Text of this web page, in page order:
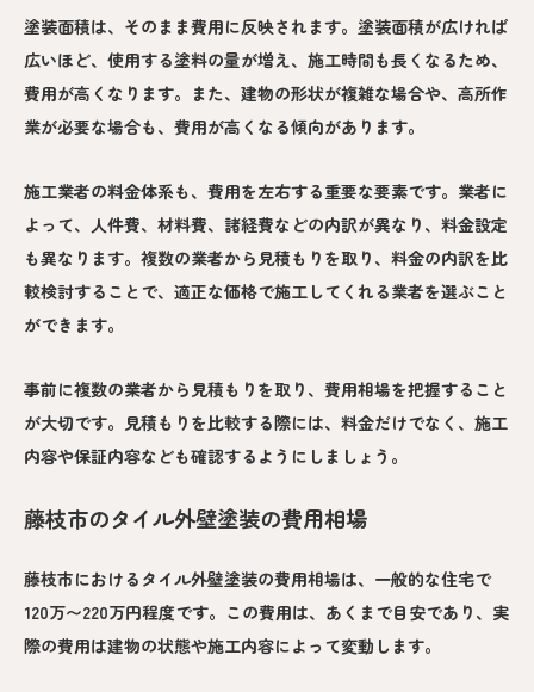
塗装面積は、そのまま費用に反映されます。塗装面積が広ければ
広いほど、使用する塗料の量が増え、施工時間も長くなるため、
費用が高くなります。また、建物の形状が複雑な場合や、高所作
業が必要な場合も、費用が高くなる傾向があります。
施工業者の料金体系も、費用を左右する重要な要素です。業者に
よって、人件費、材料費、諸経費などの内訳が異なり、料金設定
も異なります。複数の業者から見積もりを取り、料金の内訳を比
較検討することで、適正な価格で施工してくれる業者を選ぶこと
ができます。
事前に複数の業者から見積もりを取り、費用相場を把握すること
が大切です。見積もりを比較する際には、料金だけでなく、施工
内容や保証内容なども確認するようにしましょう。
藤枝市のタイル外壁塗装の費用相場
藤枝市におけるタイル外壁塗装の費用相場は、一般的な住宅で
120万〜220万円程度です。この費用は、あくまで目安であり、実
際の費用は建物の状態や施工内容によって変動します。